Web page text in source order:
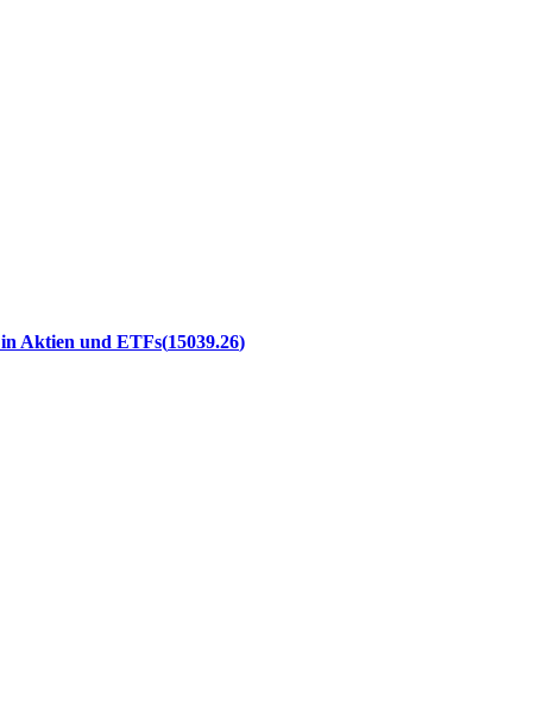
Aktien und ETFs 15039.26